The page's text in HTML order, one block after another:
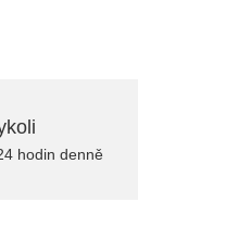
hodin denně